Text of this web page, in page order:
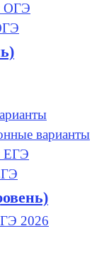
ОГЭ
варианты
ЕГЭ
2026